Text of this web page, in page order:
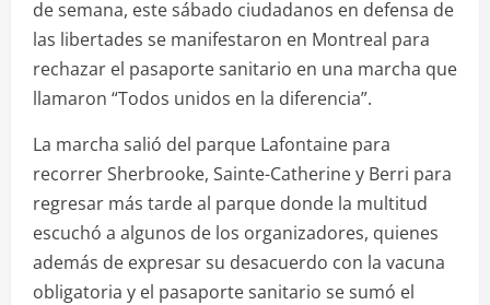
de semana, este sábado ciudadanos en defensa de
las libertades se manifestaron en Montreal para
rechazar el pasaporte sanitario en una marcha que
llamaron “Todos unidos en la diferencia”.
La marcha salió del parque Lafontaine para
recorrer Sherbrooke, Sainte-Catherine y Berri para
regresar más tarde al parque donde la multitud
escuchó a algunos de los organizadores, quienes
además de expresar su desacuerdo con la vacuna
obligatoria y el pasaporte sanitario se sumó el